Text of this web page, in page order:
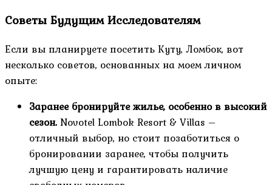
Советы Будущим Исследователям
Если вы планируете посетить Куту, Ломбок, вот
несколько советов, основанных на моем личном
опыте:
Заранее бронируйте жилье, особенно в высокий
сезон.Novotel Lombok Resort & Villas –
отличный выбор, но стоит позаботиться о
бронировании заранее, чтобы получить
лучшую цену и гарантировать наличие